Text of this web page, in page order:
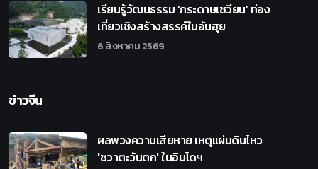
เรียนรู้วัฒนธรรม ‘กระดาษเซวียน’ ท่อง
เที่ยวเชิงสร้างสรรค์ในอันฮุย
6 สิงหาคม 2569
ข่าวจีน
ผลพวงความเสียหาย เหตุแผ่นดินไหว
'ชวาตะวันตก' ในอินโดฯ